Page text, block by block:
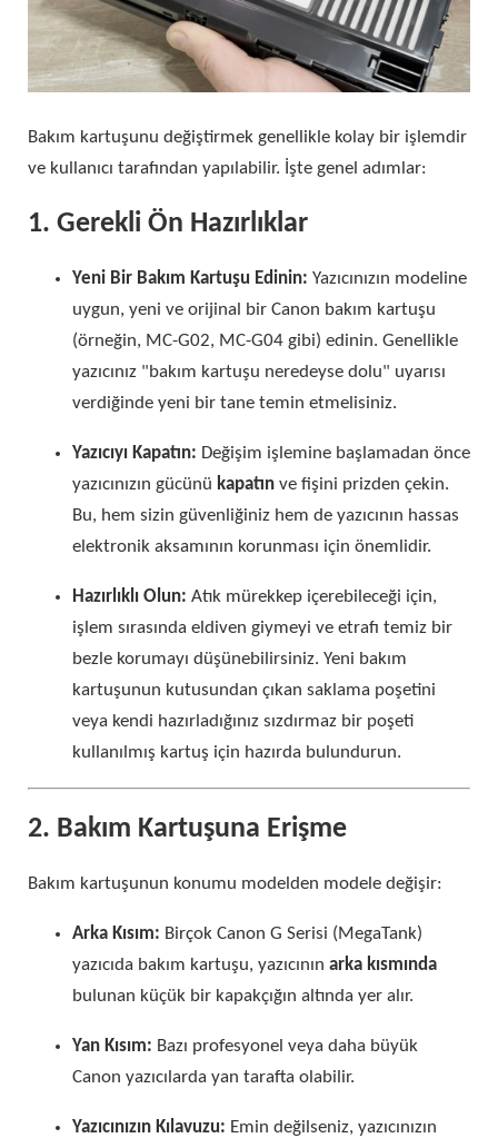
Bakım kartuşunu değiştirmek genellikle kolay bir işlemdir
ve kullanıcı tarafından yapılabilir. İşte genel adımlar:
1. Gerekli Ön Hazırlıklar
Yeni Bir Bakım Kartuşu Edinin: Yazıcınızın modeline
uygun, yeni ve orijinal bir Canon bakım kartuşu
(örneğin, MC-G02, MC-G04 gibi) edinin. Genellikle
yazıcınız "bakım kartuşu neredeyse dolu" uyarısı
verdiğinde yeni bir tane temin etmelisiniz.
Yazıcıyı Kapatın: Değişim işlemine başlamadan önce
yazıcınızın gücünü kapatın ve fişini prizden çekin.
Bu, hem sizin güvenliğiniz hem de yazıcının hassas
elektronik aksamının korunması için önemlidir.
Hazırlıklı Olun: Atık mürekkep içerebileceği için,
işlem sırasında eldiven giymeyi ve etrafı temiz bir
bezle korumayı düşünebilirsiniz. Yeni bakım
kartuşunun kutusundan çıkan saklama poşetini
veya kendi hazırladığınız sızdırmaz bir poşeti
kullanılmış kartuş için hazırda bulundurun.
2. Bakım Kartuşuna Erişme
Bakım kartuşunun konumu modelden modele değişir:
Arka Kısım: Birçok Canon G Serisi (MegaTank)
yazıcıda bakım kartuşu, yazıcının arka kısmında
bulunan küçük bir kapakçığın altında yer alır.
Yan Kısım: Bazı profesyonel veya daha büyük
Canon yazıcılarda yan tarafta olabilir.
Yazıcınızın Kılavuzu: Emin değilseniz, yazıcınızın